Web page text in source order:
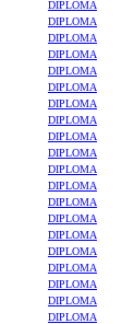
DIPLOMA
DIPLOMA
DIPLOMA
DIPLOMA
DIPLOMA
DIPLOMA
DIPLOMA
DIPLOMA
DIPLOMA
DIPLOMA
DIPLOMA
DIPLOMA
DIPLOMA
DIPLOMA
DIPLOMA
DIPLOMA
DIPLOMA
DIPLOMA
DIPLOMA
DIPLOMA